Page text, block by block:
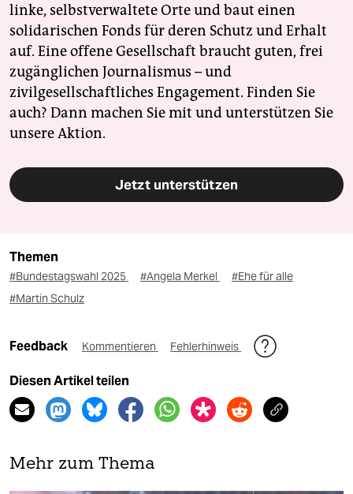
linke, selbstverwaltete Orte und baut einen
solidarischen Fonds für deren Schutz und Erhalt
auf. Eine offene Gesellschaft braucht guten, frei
zugänglichen Journalismus – und
zivilgesellschaftliches Engagement. Finden Sie
auch? Dann machen Sie mit und unterstützen Sie
unsere Aktion.
Jetzt unterstützen
Themen
#Bundestagswahl 2025 #Angela Merkel
#Ehe für alle
#Martin Schulz
Feedback Kommentieren Fehlerhinweis
Diesen Artikel teilen
Mehr zum Thema